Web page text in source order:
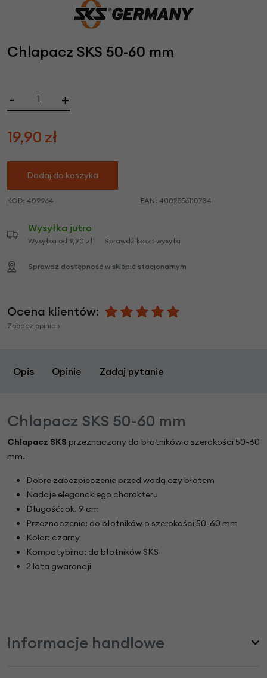
Chlapacz SKS 50-60 mm
- +
19,90 zł
Dodaj do koszyka
KOD: 409964 EAN: 4002556110734
Wysyłka jutro
Wysyłka od 9,90 zł Sprawdź koszt wysyłki
Sprawdź dostępność w sklepie stacjonarnym
Ocena klientów:
Zobacz opinie >
Opis Opinie Zadaj pytanie
Chlapacz SKS 50-60 mm
Chlapacz SKS przeznaczony do błotników o szerokości 50-60
mm.
Dobre zabezpieczenie przed wodą czy błotem
Nadaje eleganckiego charakteru
Długość: ok. 9 cm
Przeznaczenie: do błotników o szerokości 50-60 mm
Kolor: czarny
Kompatybilna: do błotników SKS
2 lata gwarancji
Informacje handlowe